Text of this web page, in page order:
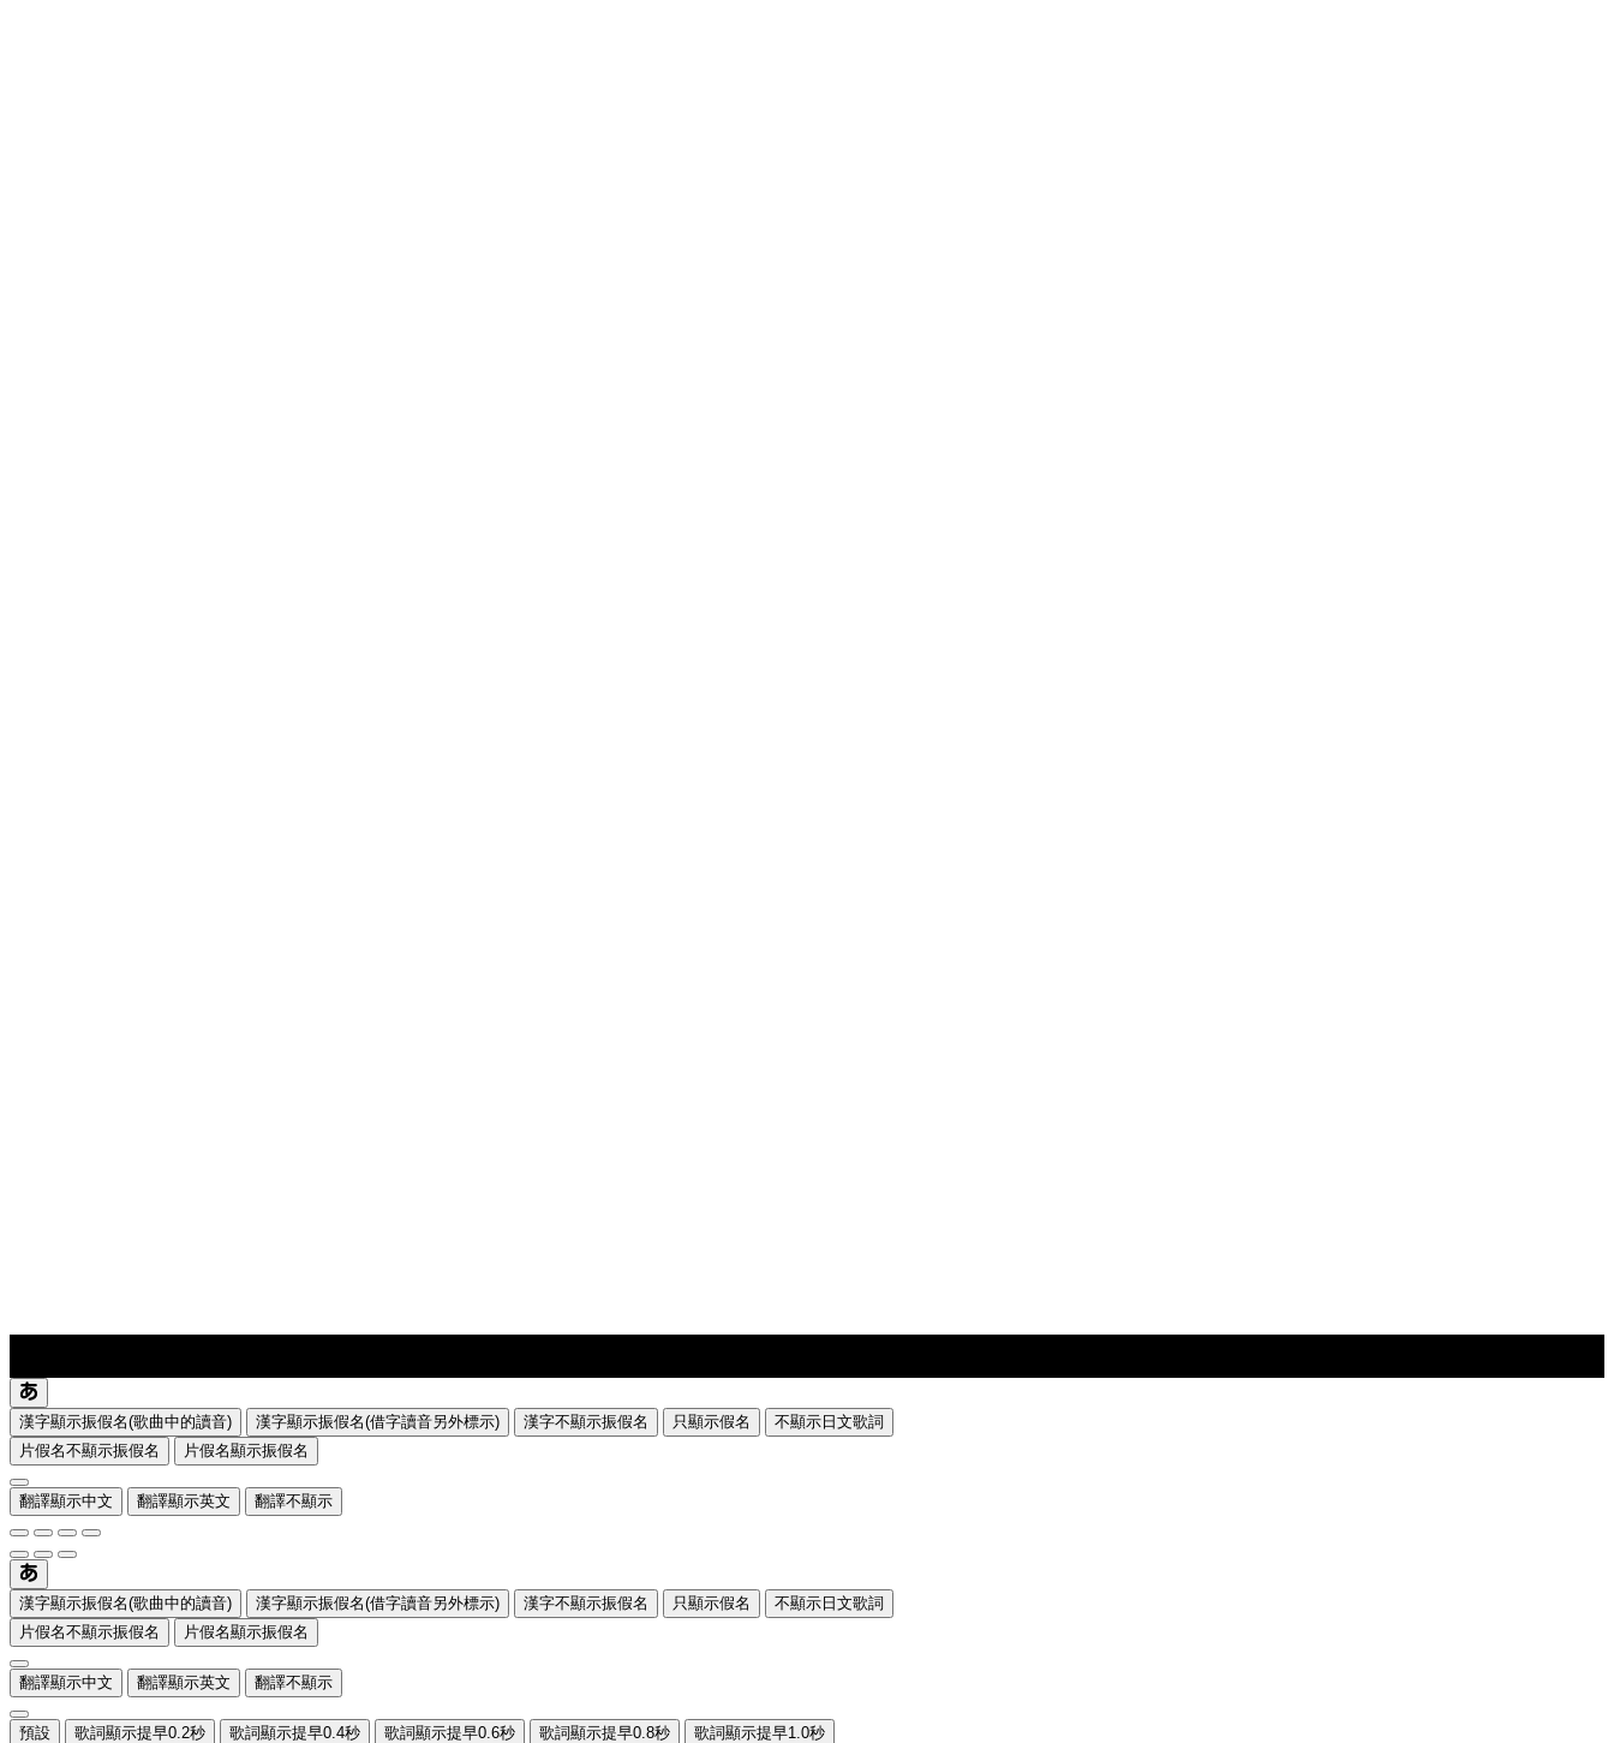
漢字顯示振假名(歌曲中的讀音) 漢字顯示振假名(借字讀音另外標示) 漢字不顯示振假名 只顯示假名
不顯示日文歌詞
片假名不顯示振假名
片假名顯示振假名
翻譯顯示中文 翻譯顯示英文 翻譯不顯示
漢字顯示振假名(歌曲中的讀音) 漢字顯示振假名(借字讀音另外標示) 漢字不顯示振假名 只顯示假名
不顯示日文歌詞
片假名不顯示振假名
片假名顯示振假名
翻譯顯示中文 翻譯顯示英文 翻譯不顯示
預設 歌詞顯示提早0.2秒 歌詞顯示提早0.4秒 歌詞顯示提早0.6秒 歌詞顯示提早0.8秒 歌詞顯示提早1.0秒